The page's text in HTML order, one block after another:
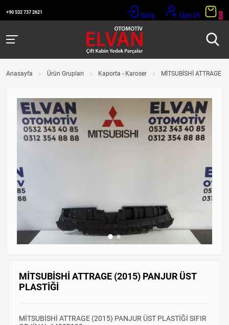
+90 532 737 2621 Giriş Üye Ol 0
Anasayfa Ürün Grupları Kaporta - Karoser MİTSUBİSHİ ATTRAGE
MİTSUBİSHİ ATTRAGE (2015) PANJUR ÜST
PLASTİĞİ
MİTSUBİSHİ ATTRAGE (2015) PANJUR ÜST PLASTİĞİ SIFIR